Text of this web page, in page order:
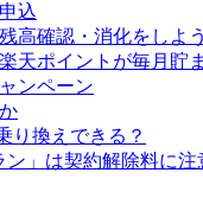
込
高確認・消化をしよう
天ポイントが毎月貯
ンペーン
り換えできる？
ン」は契約解除料に注